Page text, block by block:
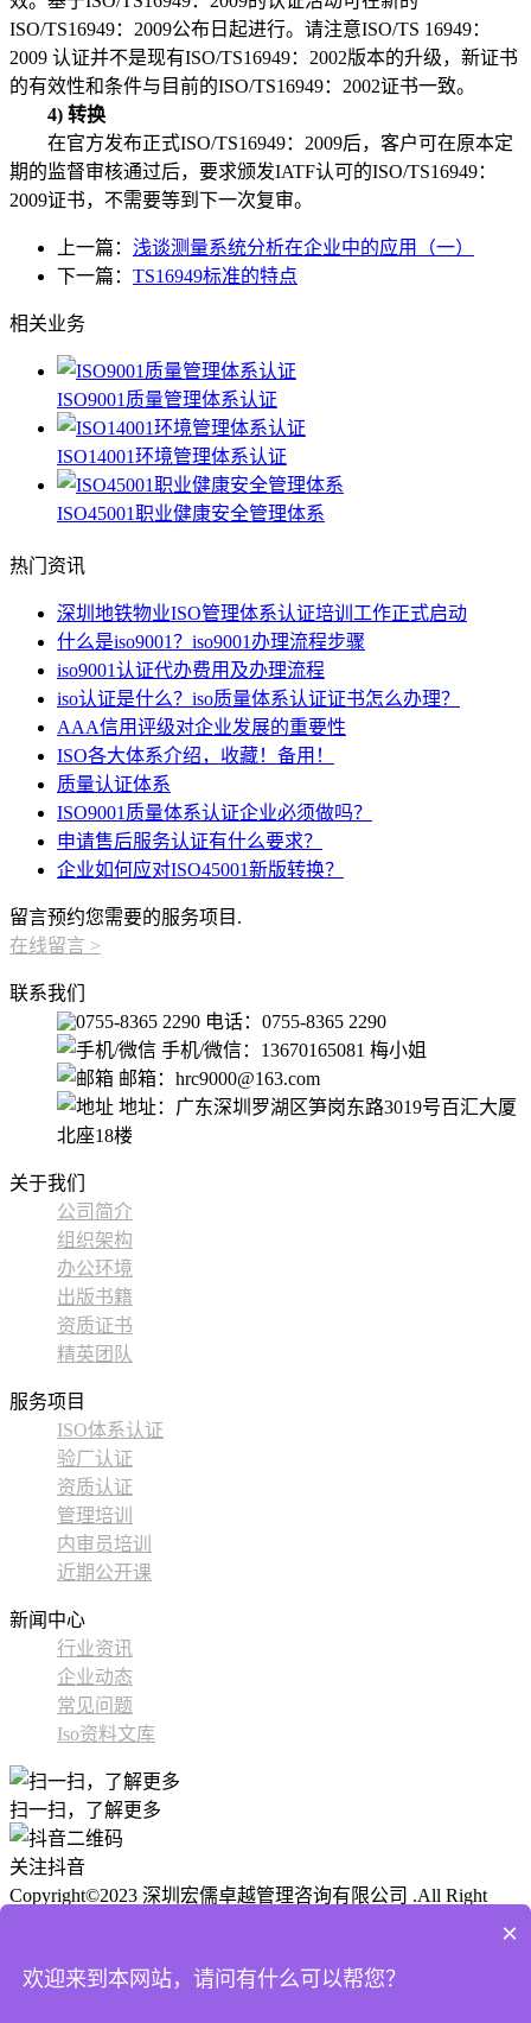
ISO/TS16949：2009公布日起进行。请注意ISO/TS 16949：
2009 认证并不是现有ISO/TS16949：2002版本的升级，新证书
的有效性和条件与目前的ISO/TS16949：2002证书一致。
4) 转换
在官方发布正式ISO/TS16949：2009后，客户可在原本定
期的监督审核通过后，要求颁发IATF认可的ISO/TS16949：
2009证书，不需要等到下一次复审。
上一篇： 浅谈测量系统分析在企业中的应用（一）
下一篇： TS16949标准的特点
相关业务
ISO9001质量管理体系认证
ISO14001环境管理体系认证
ISO45001职业健康安全管理体系
热门资讯
深圳地铁物业ISO管理体系认证培训工作正式启动
什么是iso9001？iso9001办理流程步骤
iso9001认证代办费用及办理流程
iso认证是什么？iso质量体系认证证书怎么办理？
AAA信用评级对企业发展的重要性
ISO各大体系介绍，收藏！备用！
质量认证体系
ISO9001质量体系认证企业必须做吗？
申请售后服务认证有什么要求？
企业如何应对ISO45001新版转换？
留言预约您需要的服务项目.
在线留言 >
联系我们
电话：0755-8365 2290
手机/微信：13670165081 梅小姐
邮箱：hrc9000@163.com
地址：广东深圳罗湖区笋岗东路3019号百汇大厦
北座18楼
关于我们
公司简介
组织架构
办公环境
出版书籍
资质证书
精英团队
服务项目
ISO体系认证
验厂认证
资质认证
管理培训
内审员培训
近期公开课
新闻中心
行业资讯
企业动态
常见问题
Iso资料文库
扫一扫，了解更多
关注抖音
Copyright©2023 深圳宏儒卓越管理咨询有限公司 .All Right
技术支
网站XML
×
欢迎来到本网站，请问有什么可以帮您？